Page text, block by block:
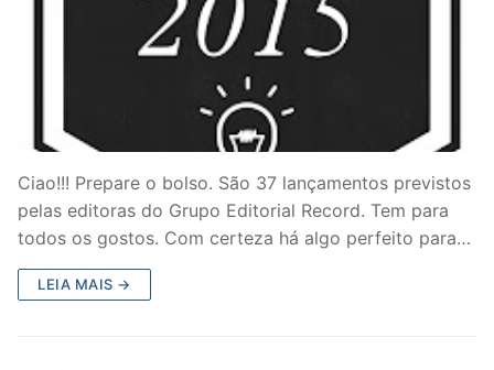
Ciao!!! Prepare o bolso. São 37 lançamentos previstos
pelas editoras do Grupo Editorial Record. Tem para
todos os gostos. Com certeza há algo perfeito para…
LEIA MAIS →